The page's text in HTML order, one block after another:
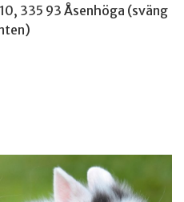
335 93 Åsenhöga (sväng